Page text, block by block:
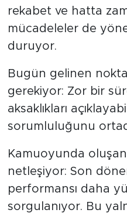
rekabet ve hatta
mücadeleler de
duruyor.
Bugün gelinen
gerekiyor: Zor bir
aksaklıkları
sorumluluğunu
Kamuoyunda
netleşiyor: Son
performansı daha
sorgulanıyor. Bu